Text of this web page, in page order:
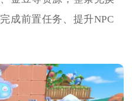
成前置任务、提升NPC